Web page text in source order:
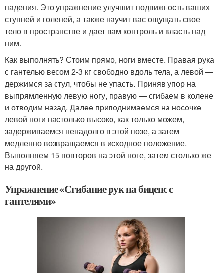
падения. Это упражнение улучшит подвижность ваших
ступней и голеней, а также научит вас ощущать свое
тело в пространстве и дает вам контроль и власть над
ним.
Как выполнять? Стоим прямо, ноги вместе. Правая рука
с гантелью весом 2-3 кг свободно вдоль тела, а левой —
держимся за стул, чтобы не упасть. Приняв упор на
выпрямленную левую ногу, правую — сгибаем в колене
и отводим назад. Далее приподнимаемся на носочке
левой ноги настолько высоко, как только можем,
задерживаемся ненадолго в этой позе, а затем
медленно возвращаемся в исходное положение.
Выполняем 15 повторов на этой ноге, затем столько же
на другой.
Упражнение «Сгибание рук на бицепс с
гантелями»